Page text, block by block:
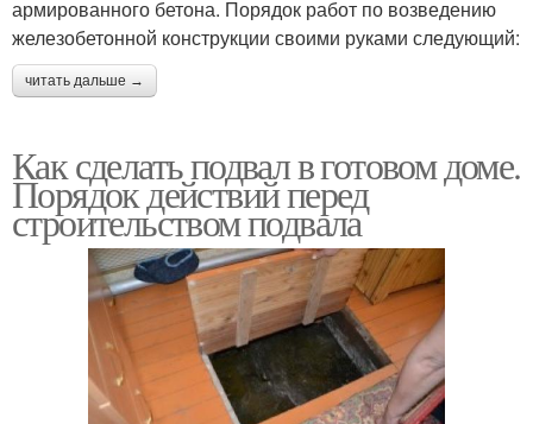
армированного бетона. Порядок работ по возведению
железобетонной конструкции своими руками следующий:
читать дальше →
Как сделать подвал в готовом доме.
Порядок действий перед
строительством подвала